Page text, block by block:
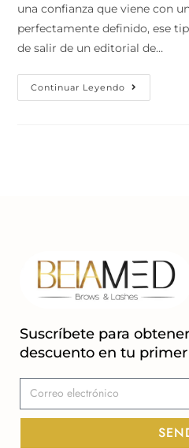
una confianza que viene con
perfectamente definido, ese
de salir de un editorial de…
Continuar Leyendo
Suscríbete para
descuento en tu